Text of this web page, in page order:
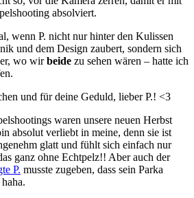
absolviert.
wenn P. nicht nur hinter den Kulissen
und dem Design zaubert, sondern sich
wo wirbeide zu sehen wären – hatte ich
und für deine Geduld, lieber P.! <3
waren unsere neuen Herbst
absolut verliebt in meine, denn sie ist
glatt und fühlt sich einfach nur
ganz ohne Echtpelz!! Aber auch der
P. musste zugeben, dass sein Parka